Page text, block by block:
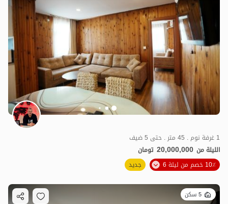
1 غرفة نوم . 45 متر . حتى 5 ضيف
الليلة من 20,000,000 تومان
10٪ خصم من ليلة 6
جديد
5 سكن